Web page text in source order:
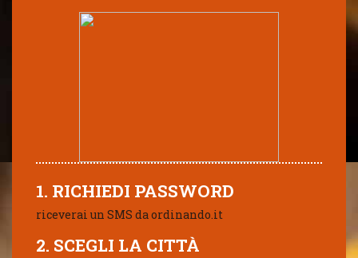
1. RICHIEDI PASSWORD
riceverai un SMS da ordinando.it
2. SCEGLI LA CITTÀ